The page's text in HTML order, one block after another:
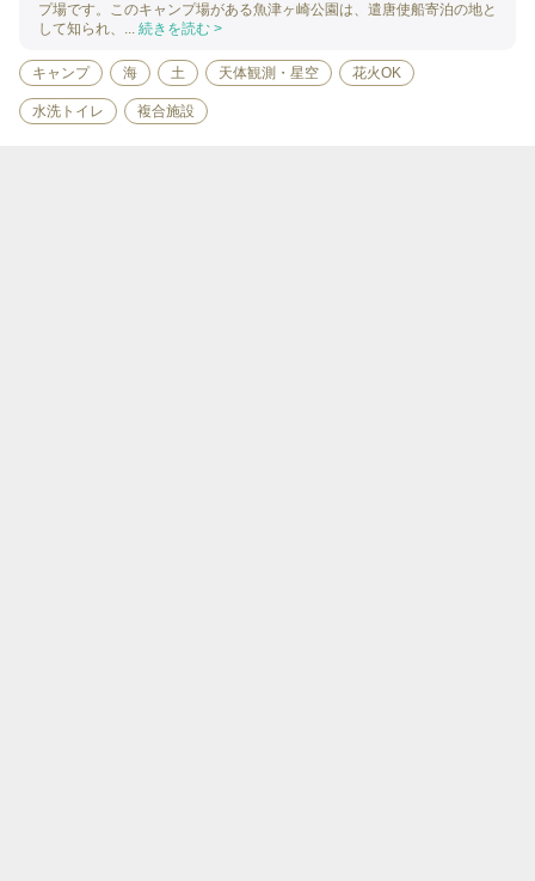
プ場です。このキャンプ場がある魚津ヶ崎公園は、遣唐使船寄泊の地と
して知られ、... 続きを読む >
キャンプ 海 土 天体観測・星空 花火OK
水洗トイレ 複合施設